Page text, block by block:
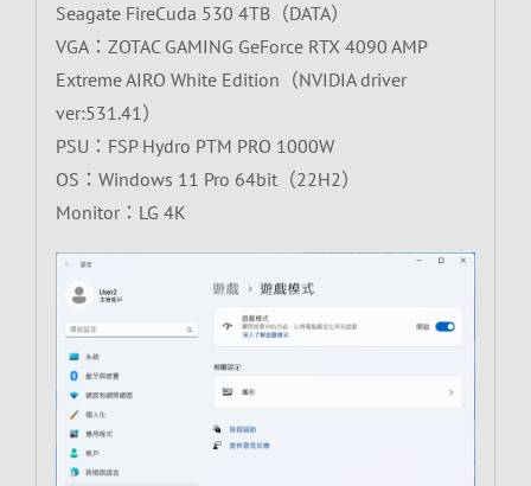
Seagate FireCuda 530 4TB（DATA）
VGA：ZOTAC GAMING GeForce RTX 4090 AMP
Extreme AIRO White Edition（NVIDIA driver
ver:531.41）
PSU：FSP Hydro PTM PRO 1000W
OS：Windows 11 Pro 64bit（22H2）
Monitor：LG 4K